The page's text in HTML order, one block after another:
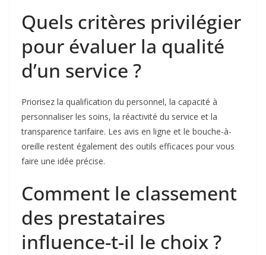
Quels critères privilégier
pour évaluer la qualité
d’un service ?
Priorisez la qualification du personnel, la capacité à
personnaliser les soins, la réactivité du service et la
transparence tarifaire. Les avis en ligne et le bouche-à-
oreille restent également des outils efficaces pour vous
faire une idée précise.
Comment le classement
des prestataires
influence-t-il le choix ?